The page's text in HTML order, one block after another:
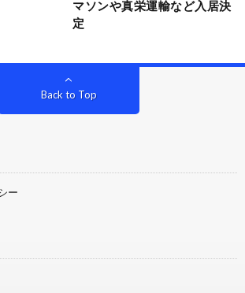
マソンや真栄運輸など入居決
定
Back to Top
ー